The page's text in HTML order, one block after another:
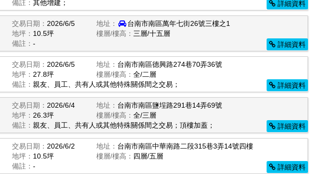
備註： 其他增建； 詳細資料
交易日期： 2026/6/5 地址：
台南市南區萬年七街26號三樓之1
地坪： 10.5坪 樓層/樓高： 三層/十五層
備註： - 詳細資料
交易日期： 2026/6/5 地址： 台南市南區德興路274巷70弄36號
地坪： 27.8坪 樓層/樓高： 全/二層
備註： 親友、員工、共有人或其他特殊關係間之交易； 詳細資料
交易日期： 2026/6/4 地址： 台南市南區鹽埕路291巷14弄69號
地坪： 26.3坪 樓層/樓高： 全/三層
備註： 親友、員工、共有人或其他特殊關係間之交易；頂樓加蓋； 詳細資料
交易日期： 2026/6/2 地址： 台南市南區中華南路二段315巷3弄14號四樓
地坪： 10.5坪 樓層/樓高： 四層/五層
備註： - 詳細資料